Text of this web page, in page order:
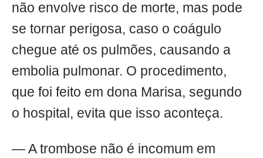
não envolve risco de morte, mas pode
se tornar perigosa, caso o coágulo
chegue até os pulmões, causando a
embolia pulmonar. O procedimento,
que foi feito em dona Marisa, segundo
o hospital, evita que isso aconteça.
— A trombose não é incomum em